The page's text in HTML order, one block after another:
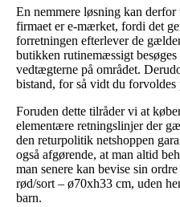
En nemmere løsning kan
firmaet er e-mærket, fordi det
forretningen efterlever de
butikken rutinemæssigt
vedtægterne på området.
bistand, for så vidt du
Foruden dette tilråder vi at
elementære retningslinjer der
den returpolitik netshoppen
også afgørende, at man altid
man senere kan bevise sin
rød/sort – ø70xh33 cm, uden
barn.